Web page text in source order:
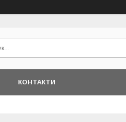
КОНТАКТИ